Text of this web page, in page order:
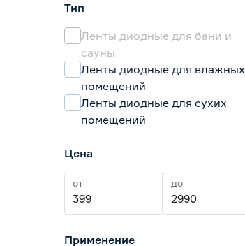
Тип
Ленты диодные для бани и
сауны
Ленты диодные для влажных
помещений
Ленты диодные для сухих
помещений
Цена
от до
Применение